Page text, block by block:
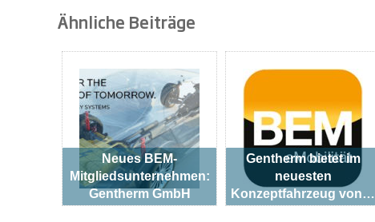
Ähnliche Beiträge
Neues BEM-
Mitgliedsunternehmen:
Gentherm GmbH
Gentherm bietet im
neuesten
Konzeptfahrzeug von…